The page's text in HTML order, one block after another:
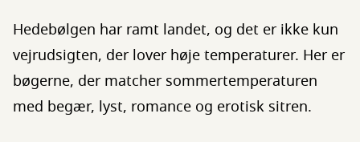
Hedebølgen har ramt landet, og det er ikke kun
vejrudsigten, der lover høje temperaturer. Her er
bøgerne, der matcher sommertemperaturen
med begær, lyst, romance og erotisk sitren.